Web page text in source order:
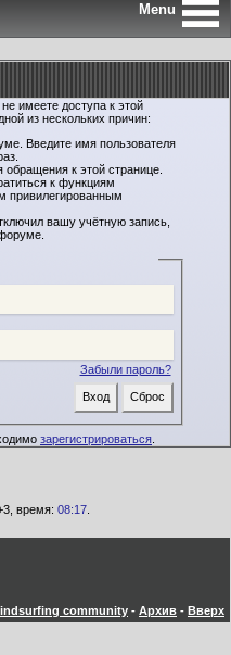
Menu
имеете доступа к этой
из нескольких причин:
Введите имя пользователя
к этой странице.
к функциям
привилегированным
вашу учётную запись,
Забыли пароль?
зарегистрироваться
время: 08:17.
community - Архив - Вверх